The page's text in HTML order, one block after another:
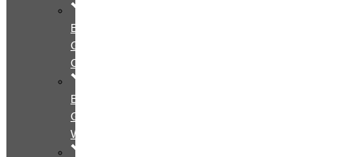
Bảng
Giá
Couple
Bảng
Giá
Wedding